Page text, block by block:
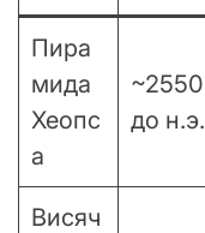
Пира
мида
Хеопс
а
~2550
до н.э.
Висяч